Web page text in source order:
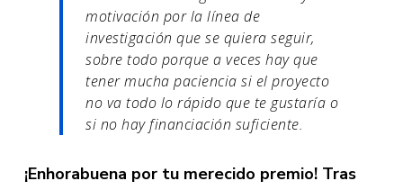
motivación por la línea de
investigación que se quiera seguir,
sobre todo porque a veces hay que
tener mucha paciencia si el proyecto
no va todo lo rápido que te gustaría o
si no hay financiación suficiente.
¡Enhorabuena por tu merecido premio! Tras